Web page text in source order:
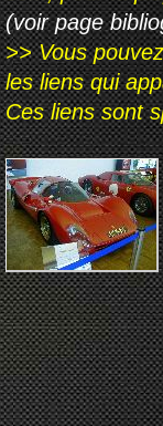
(voir page
>> Vous
les liens qui
Ces liens sont